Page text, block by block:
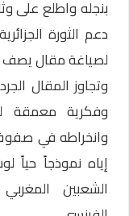
بنجله واطلع على
دعم الثورة
لصياغة مقال يصف
وتجاوز المقال
وفكرية معمقة
وانخراطه في صفوف
إياه نموذجاً حياً
الشعبين